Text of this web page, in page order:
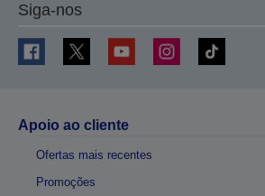
Siga-nos
Apoio ao cliente
Ofertas mais recentes
Promoções